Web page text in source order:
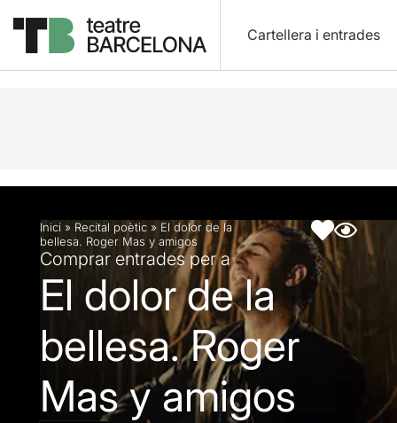
Cartellera i entrades
Descripció Fitxa artística
Inici » Recital poètic » El dolor de la
bellesa. Roger Mas y amigos
Comprar entrades per a
El dolor de la
bellesa. Roger
Mas y amigos